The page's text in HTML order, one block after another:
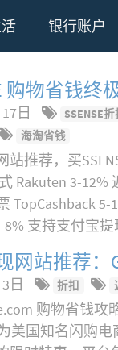
银行账户
购物省钱
日 SSENSE折
海淘省钱
站推荐，买
Rakuten 3-
TopCashback
8% 支持支付宝
网站推荐：
日 折扣
购物省钱攻
美国知名闪购